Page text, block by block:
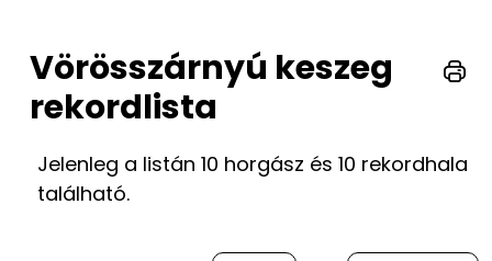
Vörösszárnyú keszeg
rekordlista
Jelenleg a listán 10 horgász és 10 rekordhala
található.